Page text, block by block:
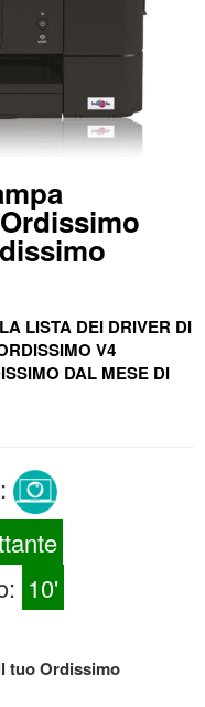
LISTA DEI DRIVER DI
V4
DAL MESE DI
10'
tuo Ordissimo